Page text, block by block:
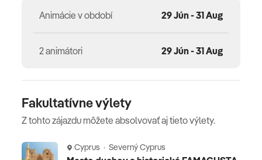
Animácie v období 29 Jún - 31 Aug
2 animátori 29 Jún - 31 Aug
Fakultatívne výlety
Z tohto zájazdu môžete absolvovať aj tieto výlety.
Cyprus · Severný Cyprus